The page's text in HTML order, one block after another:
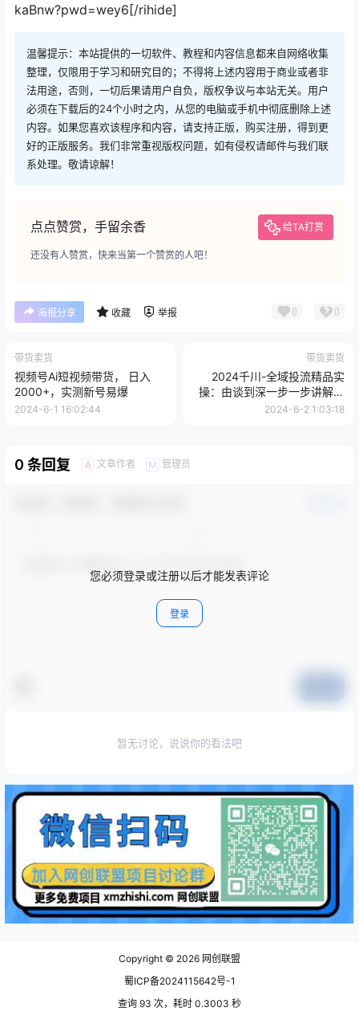
kaBnw?pwd=wey6[/rihide]
温馨提示：本站提供的一切软件、教程和内容信息都来自网络收集
整理，仅限用于学习和研究目的；不得将上述内容用于商业或者非
法用途，否则，一切后果请用户自负，版权争议与本站无关。用户
必须在下载后的24个小时之内，从您的电脑或手机中彻底删除上述
内容。如果您喜欢该程序和内容，请支持正版，购买注册，得到更
好的正版服务。我们非常重视版权问题，如有侵权请邮件与我们联
系处理。敬请谅解！
点点赞赏，手留余香 给TA打赏
还没有人赞赏，快来当第一个赞赏的人吧！
海报分享 收藏 举报 0 0
带货卖货
视频号Ai短视频带货， 日入
2000+，实测新号易爆
2024-6-1 16:02:44
带货卖货
2024千川-全域投流精品实
操：由谈到深一步一步讲解，
教你直播带货-15节
2024-6-2 1:03:18
0 条回复 A 文章作者 M 管理员
您必须登录或注册以后才能发表评论
登录
暂无讨论，说说你的看法吧
Copyright © 2026 网创联盟
蜀ICP备2024115642号-1
查询 93 次，耗时 0.3003 秒